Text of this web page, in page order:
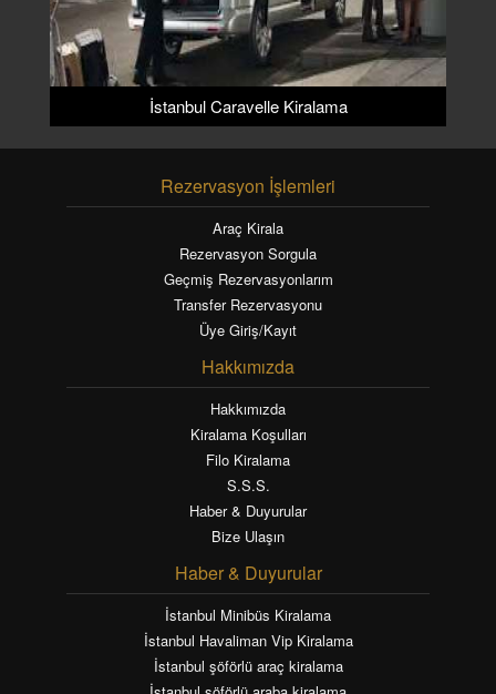
İstanbul Caravelle Kiralama
Rezervasyon İşlemleri
Araç Kirala
Rezervasyon Sorgula
Geçmiş Rezervasyonlarım
Transfer Rezervasyonu
Üye Giriş/Kayıt
Hakkımızda
Hakkımızda
Kiralama Koşulları
Filo Kiralama
S.S.S.
Haber & Duyurular
Bize Ulaşın
Haber & Duyurular
İstanbul Minibüs Kiralama
İstanbul Havaliman Vip Kiralama
İstanbul şöförlü araç kiralama